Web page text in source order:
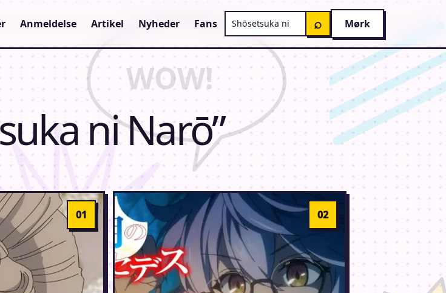
Anmeldelse Artikel Nyheder Fans Søg på AnimeGuiden⌕ Mørk
ni Narō”